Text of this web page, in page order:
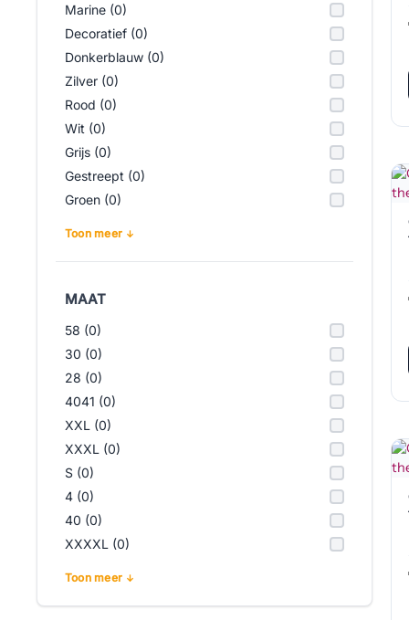
Marine (0)
Decoratief (0)
Donkerblauw (0)
Zilver (0)
Rood (0)
Wit (0)
Grijs (0)
Gestreept (0)
Groen (0)
Toon meer
MAAT
58 (0)
30 (0)
28 (0)
4041 (0)
XXL (0)
XXXL (0)
S (0)
4 (0)
40 (0)
XXXXL (0)
Toon meer